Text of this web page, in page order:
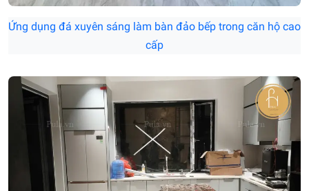
Ứng dụng đá xuyên sáng làm bàn đảo bếp trong căn hộ cao
cấp